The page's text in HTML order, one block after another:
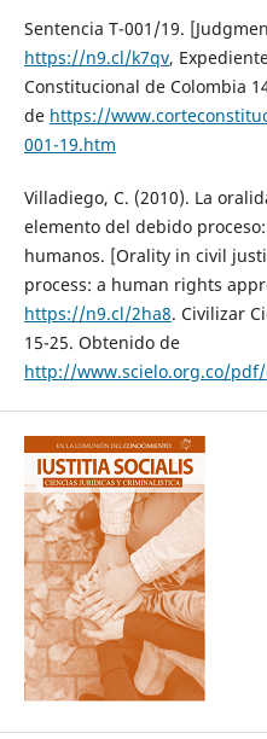
Sentencia T-001/19.
https://n9.cl/k7qv,
Constitucional de Colombia
de https://
001-19.htm
Villadiego, C. (2010). La
elemento del debido
humanos. [Orality in civil
process: a human rights
https://n9.cl/2ha8. Civilizar
15-25. Obtenido de
http://www.scielo.org.co/